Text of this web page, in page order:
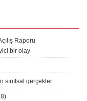
Raporu
bir olay
sınıfsal gerçekler